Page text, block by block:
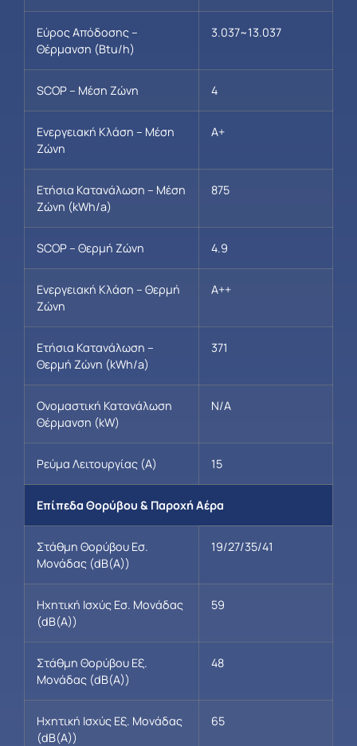
Εύρος Απόδοσης –
Θέρμανση (Btu/h)
3.037~13.037
SCOP – Μέση Ζώνη 4
Ενεργειακή Κλάση – Μέση
Ζώνη
A+
Ετήσια Κατανάλωση – Μέση
Ζώνη (kWh/a)
875
SCOP – Θερμή Ζώνη 4.9
Ενεργειακή Κλάση – Θερμή
Ζώνη
A++
Ετήσια Κατανάλωση –
Θερμή Ζώνη (kWh/a)
371
Ονομαστική Κατανάλωση
Θέρμανση (kW)
N/A
Ρεύμα Λειτουργίας (A) 15
Επίπεδα Θορύβου & Παροχή Αέρα
Στάθμη Θορύβου Εσ.
Μονάδας (dB(A))
19/27/35/41
Ηχητική Ισχύς Εσ. Μονάδας
(dB(A))
59
Στάθμη Θορύβου Εξ.
Μονάδας (dB(A))
48
Ηχητική Ισχύς Εξ. Μονάδας
(dB(A))
65